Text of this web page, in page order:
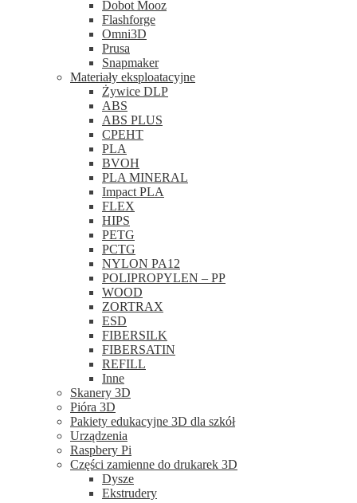
Dobot Mooz
Flashforge
Omni3D
Prusa
Snapmaker
Materiały eksploatacyjne
Żywice DLP
ABS
ABS PLUS
CPEHT
PLA
BVOH
PLA MINERAL
Impact PLA
FLEX
HIPS
PETG
PCTG
NYLON PA12
POLIPROPYLEN – PP
WOOD
ZORTRAX
ESD
FIBERSILK
FIBERSATIN
REFILL
Inne
Skanery 3D
Pióra 3D
Pakiety edukacyjne 3D dla szkół
Urządzenia
Raspbery Pi
Części zamienne do drukarek 3D
Dysze
Ekstrudery